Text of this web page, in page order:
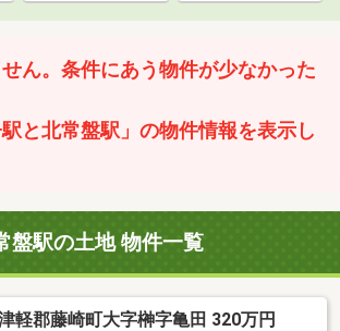
ん。条件にあう物件が少なかった
と北常盤駅」の物件情報を表示し
盤駅の土地 物件一覧
軽郡藤崎町大字榊字亀田 320万円